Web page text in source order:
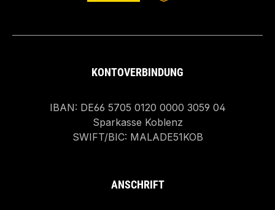
KONTOVERBINDUNG
IBAN: DE66 5705 0120 0000 3059 04
Sparkasse Koblenz
SWIFT/BIC: MALADE51KOB
ANSCHRIFT